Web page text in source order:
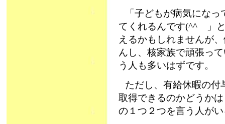
「子どもが病気にな
てくれるんです(^^ゞ」
えるかもしれませんが
んし、核家族で頑張っ
う人も多いはずです。
ただし、有給休暇の付
取得できるのかどうか
の１つ２つを言う人が